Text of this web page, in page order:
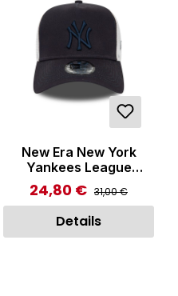
New Era New York
Yankees League
Essential Trucker Cap
Blue
Verkaufspreis:
24,80 € Regulärer Preis:
31,00 €
Details